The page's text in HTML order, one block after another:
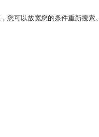
您可以放宽您的条件重新搜索。